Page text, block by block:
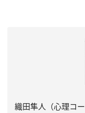
織田隼人（心理コー